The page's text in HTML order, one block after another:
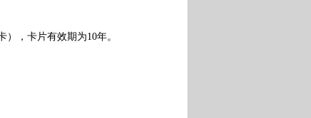
，卡片有效期为10年。